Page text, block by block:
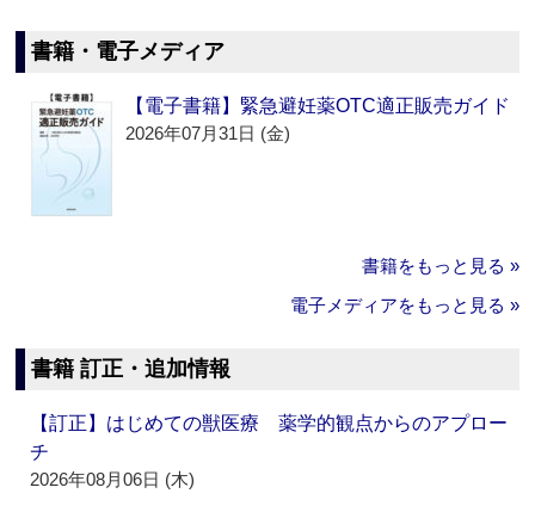
書籍・電子メディア
【電子書籍】緊急避妊薬OTC適正販売ガイド
2026年07月31日 (金)
書籍をもっと見る »
電子メディアをもっと見る »
書籍 訂正・追加情報
【訂正】はじめての獣医療 薬学的観点からのアプロー
チ
2026年08月06日 (木)